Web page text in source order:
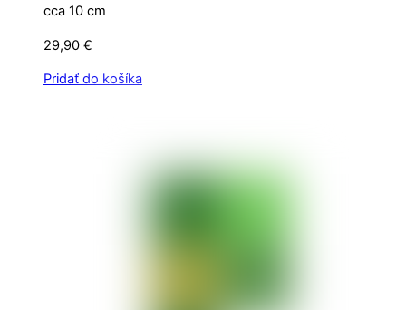
cca 10 cm
29,90 €
Pridať do košíka